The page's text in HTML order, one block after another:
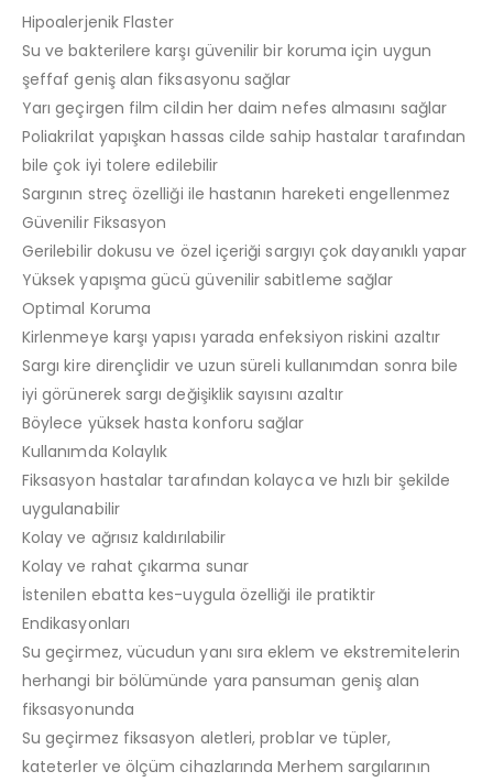
Hipoalerjenik Flaster
Su ve bakterilere karşı güvenilir bir koruma için uygun
şeffaf geniş alan fiksasyonu sağlar
Yarı geçirgen film cildin her daim nefes almasını sağlar
Poliakrilat yapışkan hassas cilde sahip hastalar tarafından
bile çok iyi tolere edilebilir
Sargının streç özelliği ile hastanın hareketi engellenmez
Güvenilir Fiksasyon
Gerilebilir dokusu ve özel içeriği sargıyı çok dayanıklı yapar
Yüksek yapışma gücü güvenilir sabitleme sağlar
Optimal Koruma
Kirlenmeye karşı yapısı yarada enfeksiyon riskini azaltır
Sargı kire dirençlidir ve uzun süreli kullanımdan sonra bile
iyi görünerek sargı değişiklik sayısını azaltır
Böylece yüksek hasta konforu sağlar
Kullanımda Kolaylık
Fiksasyon hastalar tarafından kolayca ve hızlı bir şekilde
uygulanabilir
Kolay ve ağrısız kaldırılabilir
Kolay ve rahat çıkarma sunar
İstenilen ebatta kes-uygula özelliği ile pratiktir
Endikasyonları
Su geçirmez, vücudun yanı sıra eklem ve ekstremitelerin
herhangi bir bölümünde yara pansuman geniş alan
fiksasyonunda
Su geçirmez fiksasyon aletleri, problar ve tüpler,
kateterler ve ölçüm cihazlarında Merhem sargılarının